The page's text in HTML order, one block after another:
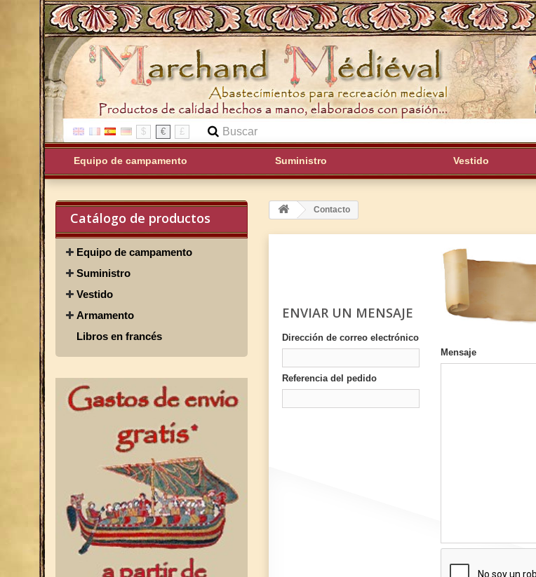
$ € £
Equipo de campamento Suministro Vestido
Catálogo de productos
Equipo de campamento
Suministro
Vestido
Armamento
Libros en francés
Contacto
ENVIAR UN MENSAJE
Dirección de correo electrónico
Referencia del pedido
Mensaje